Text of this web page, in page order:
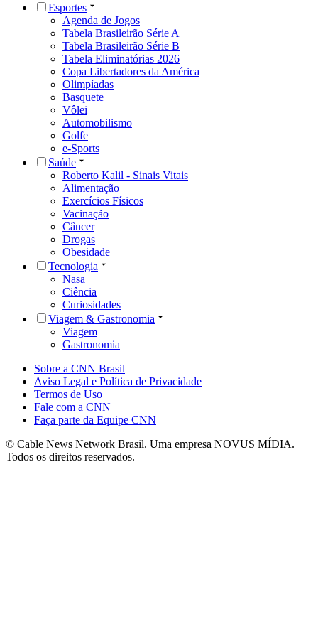
Esportes
Agenda de Jogos
Tabela Brasileirão Série A
Tabela Brasileirão Série B
Tabela Eliminatórias 2026
Copa Libertadores da América
Olimpíadas
Basquete
Vôlei
Automobilismo
Golfe
e-Sports
Saúde
Roberto Kalil - Sinais Vitais
Alimentação
Exercícios Físicos
Vacinação
Câncer
Drogas
Obesidade
Tecnologia
Nasa
Ciência
Curiosidades
Viagem & Gastronomia
Viagem
Gastronomia
Sobre a CNN Brasil
Aviso Legal e Política de Privacidade
Termos de Uso
Fale com a CNN
Faça parte da Equipe CNN
© Cable News Network Brasil. Uma empresa NOVUS MÍDIA.
Todos os direitos reservados.